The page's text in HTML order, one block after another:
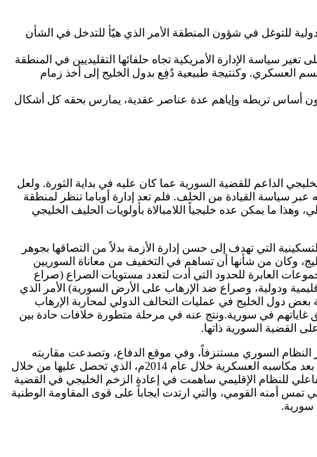
للتوغل في شؤون المنطقة الأمر الذي هيّأ للتدخل في الشأن
سياسة الإدارة الأمريكية تجاه حلفائها التقليديين في المنطقة
العسكري. وكنتيجة طبيعية دُفِع بدول الخليج إلى أخذ زمام
مكون أساس تربطه وإياهم عدة عناصر عقدية، يمارس بحقه كل أشكال
2015 م، عدة معوقّات أدتّ إلى تلكؤ مسار التحرك الخليجي الداعم للقضية السورية عما كان عليه في بداية الثورة. ولعل
سياسة القيادة من الخلف. فلم تعد إدارة أوباما تنظر لمنطقة
ما يمكن عده خليجياً اللامبالاة بأولويات الحليف الخليجي
مداخل الحل السياسي سواء عبر فشل مؤتمر جنيف 2، أو من خلال الأطروحات التسكينية التي تهدف إلى حسن إدارة الأزمة بدلاً من التصاقها بجوهر
وكان من شأنها أن تساهم في التخفيف من معاناة السوريين
العابرة للحدود التي أدت لتعدد مستويات الصراع (صراع
ودولية، وصراع ضد الإرهاب على الأرض السورية) الأمر الذي
دول الخليج في عمليات التحالف الدولي لمحاربة الإرهاب
غاياتهم في سورية.ونتج عنه في مرحلة متطورة خلافات حادة بين
القضية السورية ذاتها.
المقاومة الوطنية في صراعها مع النظام واقعاً عسكرياً وسياسياً جديداً (راجع الشكل رقم 1)، حيث ظهر النظام السوري مستنزفاً، وفي موقع الدفاع، وتصدعت مقاربته
الأمنية للقضية الذي تمسك بفكرة قدرته على تحقيق الحسم العسكري الشامل، وعدّه شرطاً لازماً للبدء بالحديث عن أي حلٍ للأزمة. وخاصة بعد مكاسبه العسكرية خلال عام 2014م، الذي تحصل عليها من خلال
للنظام الإقليمي ساهمت في إعادة الزخم الخليجي في القضية
تمس أمنه القومي، والتي ارتدت ايجاباً على قوى المقاومة الوطنية
سورية.